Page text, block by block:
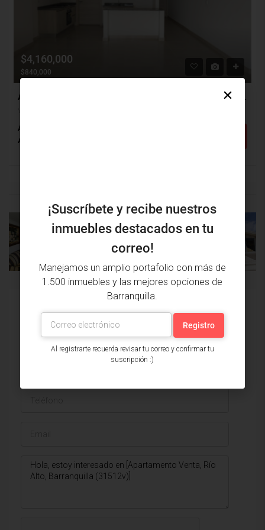
$4,160,000
$840,000
Apartamento Arriendo, Villa Campestre, Puerto Colombia (31272)
Alcobas: 3
Apartamento
PROPIEDAD
ANTERIOR
PRÓXIMA
PROPIEDAD
Ver listados
¡Suscríbete y recibe nuestros
inmuebles destacados en tu
correo!
Manejamos un amplio portafolio con más de
1.500 inmuebles y las mejores opciones de
Barranquilla.
Al registrarte recuerda revisar tu correo y confirmar tu
suscripción :)